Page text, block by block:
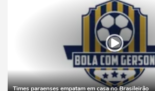
Times paraenses empatam em casa no Brasileirão